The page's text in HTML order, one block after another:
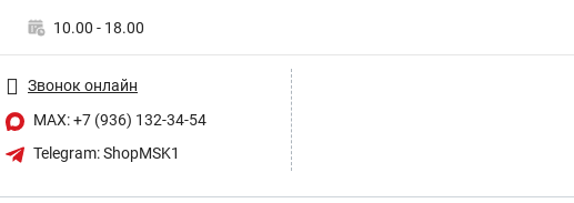
10.00 - 18.00
Звонок онлайн
MAX: +7 (936) 132-34-54
Telegram: ShopMSK1